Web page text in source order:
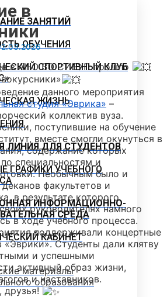
ЗАНЯТИЙ
ОБУЧЕНИЯ
СПОРТИВНЫЙ КЛУБ
ЖИЗНЬ
ЛИНИЯ ДЛЯ СТУДЕНТОВ
ГРАФИКИ УЧЕБНОГО
ИНФОРМАЦИОННО-
СРЕДА
КАБИНЕТ
материалы
образования
в
в АНО ВО СИБУП прошло
данного мероприятия
студия «Эврика» –
коллектив вуза.
поступившие на обучение
вместе смогли окунуться в
содержание которых
специальностям и
Необычным было и
факультетов и
в результате которого
руководителях намного
в ходе учебного процесса.
поддерживали концертные
«Эврики». Студенты дали клятву
и успешными
активный образ жизни,
и наставников.
друзья!